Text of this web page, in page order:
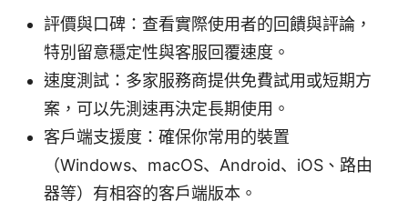
評價與口碑：查看實際使用者的回饋與評論，
特別留意穩定性與客服回覆速度。
速度測試：多家服務商提供免費試用或短期方
案，可以先測速再決定長期使用。
客戶端支援度：確保你常用的裝置
（Windows、macOS、Android、iOS、路由
器等）有相容的客戶端版本。